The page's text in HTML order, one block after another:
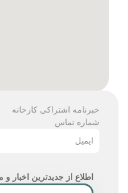
خبرنامه اشتراکی کارخانه
شماره تماس
ایمیل
اطلاع از جدیدترین اخبار